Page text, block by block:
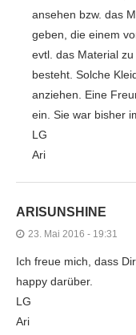
ansehen bzw. das
geben, die einem
evtl. das Material
besteht. Solche
anziehen. Eine
ein. Sie war bisher
LG
Ari
ARISUNSHINE
23. Mai 2016 - 19:31
Ich freue mich, dass
happy darüber.
LG
Ari